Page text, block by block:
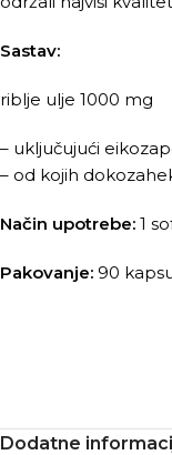
Sastav:
riblje ulje 1000 mg
– uključujući
– od kojih
Način upotrebe: 1
Pakovanje: 90
Dodatne